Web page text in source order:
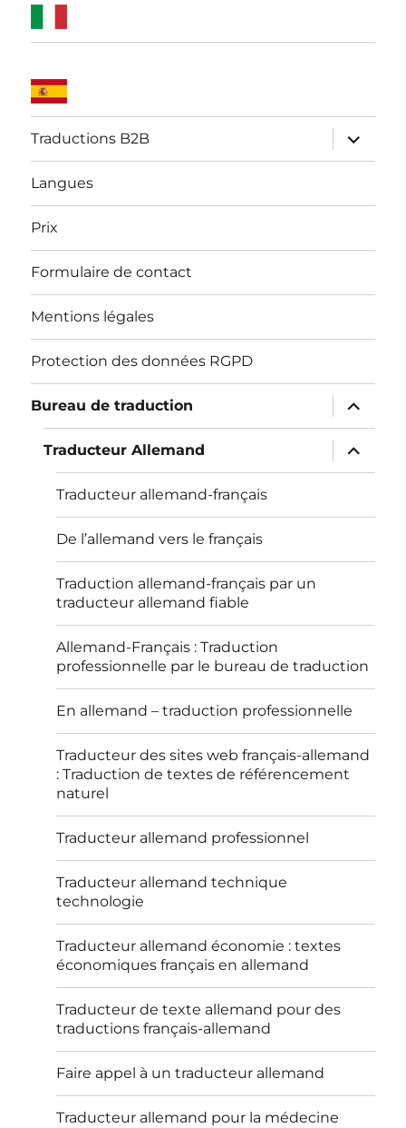
Traductions B2B
ouvrir
le
sous-
Langues
Prix
Formulaire de contact
Mentions légales
Protection des données RGPD
Bureau de traduction
ouvrir
le
sous-
menu
Traducteur Allemand
ouvrir
le
sous-
Traducteur allemand-français
De l’allemand vers le français
Traduction allemand-français par un
traducteur allemand fiable
Allemand-Français : Traduction
professionnelle par le bureau de traduction
En allemand – traduction professionnelle
Traducteur des sites web français-allemand
: Traduction de textes de référencement
naturel
Traducteur allemand professionnel
Traducteur allemand technique
technologie
Traducteur allemand économie : textes
économiques français en allemand
Traducteur de texte allemand pour des
traductions français-allemand
Faire appel à un traducteur allemand
Traducteur allemand pour la médecine